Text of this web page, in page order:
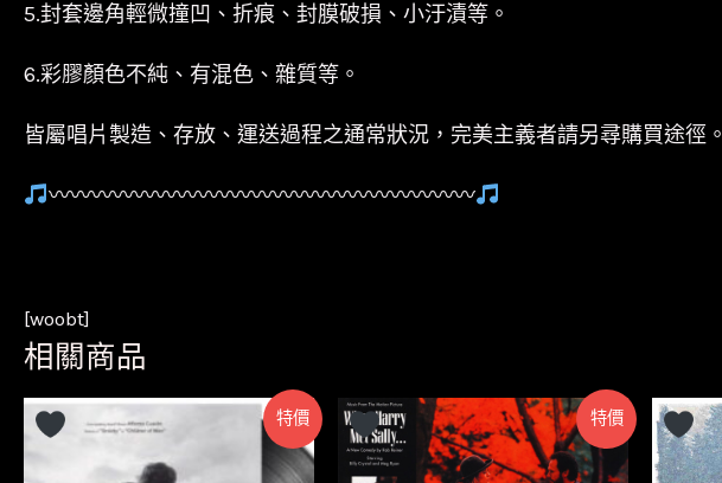
5.封套邊角輕微撞凹、折痕、封膜破損、小汙漬等。
6.彩膠顏色不純、有混色、雜質等。
皆屬唱片製造、存放、運送過程之通常狀況，完美主義者請另尋購買途徑。
〰〰〰〰〰〰〰〰〰〰〰〰〰〰〰〰〰〰〰〰
[woobt]
相關商品
特價 特價